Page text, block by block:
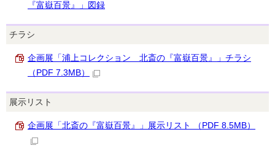
『富嶽百景』」図録
チラシ
企画展「浦上コレクション 北斎の『富嶽百景』」チラシ
（PDF 7.3MB）
展示リスト
企画展「北斎の『富嶽百景』」展示リスト （PDF 8.5MB）